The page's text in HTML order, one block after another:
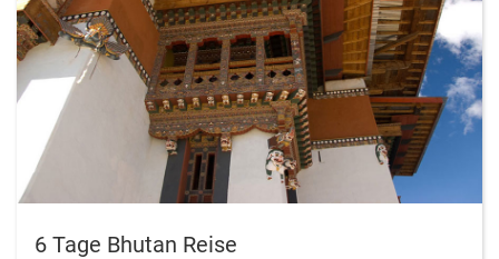
6 Tage Bhutan Reise